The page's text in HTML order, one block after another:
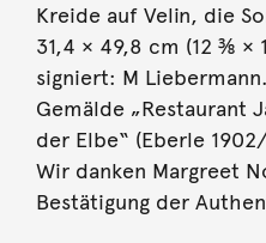
Kreide auf Velin, die
31,4 × 49,8 cm (12 ⅜
signiert: M
Gemälde „Restaurant
der Elbe“ (Eberle
Wir danken Margreet
Bestätigung der